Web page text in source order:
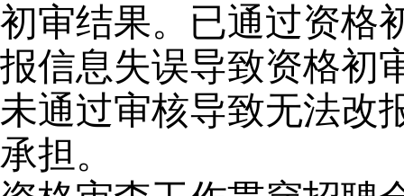
初审结果。已通过资格
报信息失误导致资格初
未通过审核导致无法改
承担。